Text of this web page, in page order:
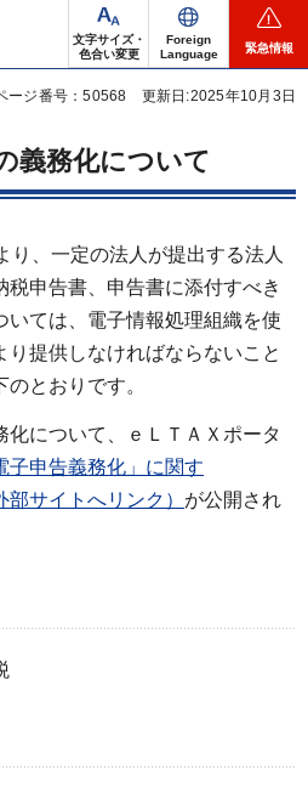
文字サイズ・
色合い変更
Foreign
Language
緊急情報
ージ番号：50568 更新日:2025年10月3日
義務化について
、一定の法人が提出する法人
税申告書、申告書に添付すべき
いては、電子情報処理組織を使
り提供しなければならないこと
とおりです。
について、ｅＬＴＡＸポータ
子申告義務化」に関す
イトへリンク） が公開され